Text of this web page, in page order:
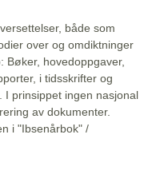
både som
over og omdiktninger
Bøker, hovedoppgaver,
i tidsskrifter og
I prinsippet ingen nasjonal
av dokumenter.
i "Ibsenårbok" /